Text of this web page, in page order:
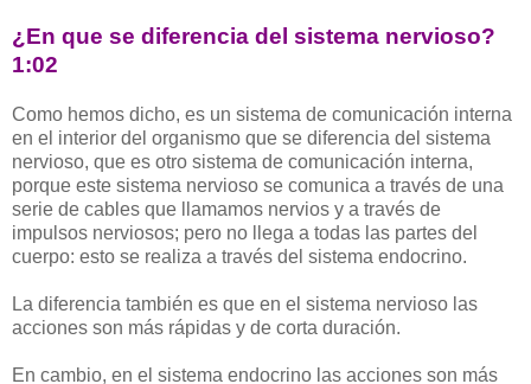
¿En que se diferencia del sistema nervioso?
1:02
Como hemos dicho, es un sistema de comunicación interna
en el interior del organismo que se diferencia del sistema
nervioso, que es otro sistema de comunicación interna,
porque este sistema nervioso se comunica a través de una
serie de cables que llamamos nervios y a través de
impulsos nerviosos; pero no llega a todas las partes del
cuerpo: esto se realiza a través del sistema endocrino.
La diferencia también es que en el sistema nervioso las
acciones son más rápidas y de corta duración.
En cambio, en el sistema endocrino las acciones son más